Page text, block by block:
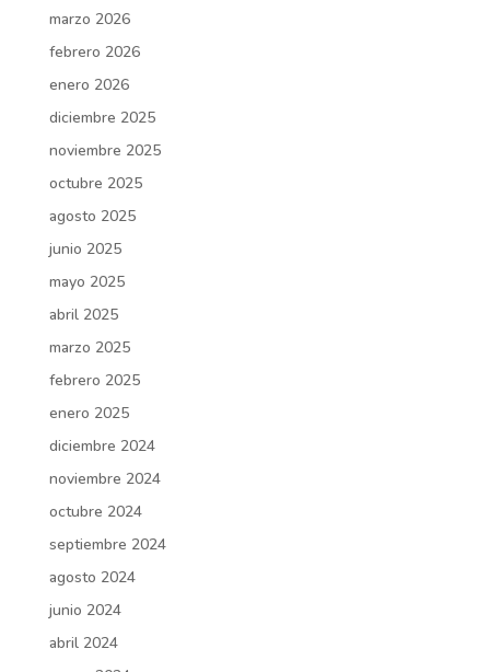
marzo 2026
febrero 2026
enero 2026
diciembre 2025
noviembre 2025
octubre 2025
agosto 2025
junio 2025
mayo 2025
abril 2025
marzo 2025
febrero 2025
enero 2025
diciembre 2024
noviembre 2024
octubre 2024
septiembre 2024
agosto 2024
junio 2024
abril 2024